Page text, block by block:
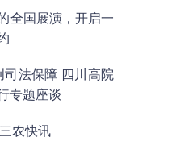
全国展演，开启一
司法保障 四川高院
专题座谈
农快讯